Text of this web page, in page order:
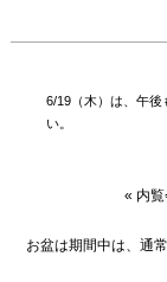
6/19（木）は、午後
い。
« 内
お盆は期間中は、通